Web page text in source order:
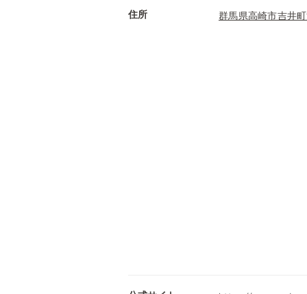
住所 群馬県高崎市吉井